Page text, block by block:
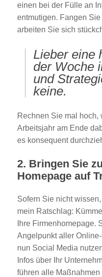
einen bei der Fülle an
entmutigen. Fangen
arbeiten Sie sich
Lieber eine
der Woche
und
keine.
Rechnen Sie mal
Arbeitsjahr am Ende
es konsequent
2. Bringen Sie
Homepage auf
Sofern Sie nicht
mein Ratschlag:
Ihre Firmenhomepage.
Angelpunkt aller
nun Social Media
Infos über Ihr
führen alle